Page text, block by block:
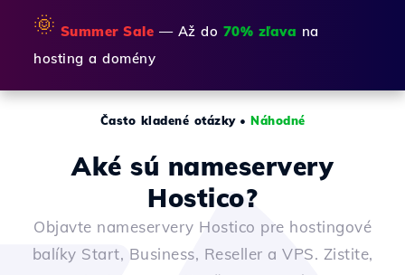
🌞 Summer Sale — Až do 70% zľava na
hosting a domény
Často kladené otázky• Náhodné
Aké sú nameservery
Hostico?
Objavte nameservery Hostico pre hostingové
balíky Start, Business, Reseller a VPS. Zistite,